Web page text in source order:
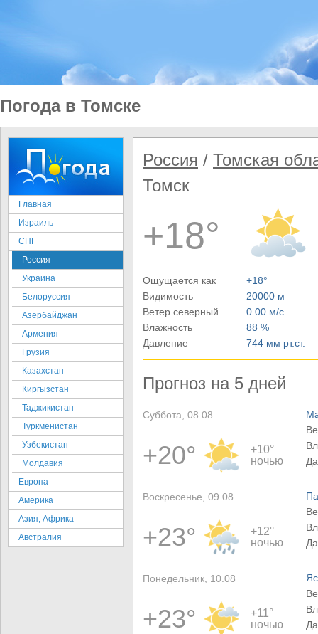
Погода в Томске
Главная
Израиль
СНГ
Россия
Украина
Белоруссия
Азербайджан
Армения
Грузия
Казахстан
Киргызстан
Таджикистан
Туркменистан
Узбекистан
Молдавия
Европа
Америка
Азия, Африка
Австралия
Россия / Томская
Томск
+18°
Ощущается как
+18°
Видимость
20000 м
Ветер северный
0.00 м/с
Влажность
88 %
Давление
744 мм рт.ст.
Прогноз на 5 дней
Суббота, 08.08
+20°
+10°
ночью
Воскресенье, 09.08
+23°
+12°
ночью
Понедельник, 10.08
+23°
+11°
ночью